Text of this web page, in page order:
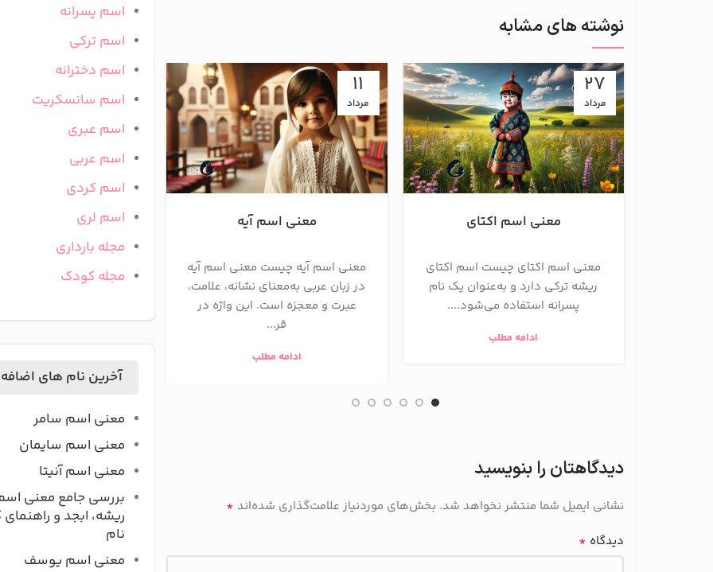
نوشته های مشابه
27
مرداد
معنی اسم اکتای
معنی اسم اکتای چیست اسم اکتای
ریشه ترکی دارد و به‌عنوان یک نام
پسرانه استفاده می‌شود....
ادامه مطلب
11
مرداد
معنی اسم آیه
معنی اسم آیه چیست معنی اسم آیه
در زبان عربی به‌معنای نشانه، علامت،
عبرت و معجزه است. این واژه در
قر...
ادامه مطلب
تیر
معنی اسم
معنی اسم آرشام در
«فردی بسیار نیرومند»
نام ریشه‌ای...
دیدگاهتان را بنویسید
نشانی ایمیل شما منتشر نخواهد شد. بخش‌های موردنیاز علامت‌گذاری شده‌اند *
دیدگاه *
اسم پسرانه
اسم ترکی
اسم دخترانه
اسم سانسکریت
اسم عبری
اسم عربی
اسم کردی
اسم لری
مجله بارداری
مجله کودک
آخرین نام های
معنی اسم سامر
معنی اسم سایمان
معنی اسم آنیتا
بررسی جامع معنی
ریشه، ابجد و
نام
معنی اسم یوسف